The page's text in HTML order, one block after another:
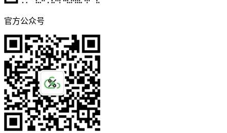
官方公众号